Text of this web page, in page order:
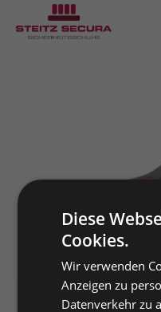
Artikelnummer:
Diese
Cookies.
Wir verwenden
Anzeigen zu
Datenverkehr zu